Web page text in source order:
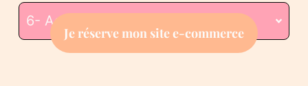
6- Accompagnement
Je réserve mon site e-commerce